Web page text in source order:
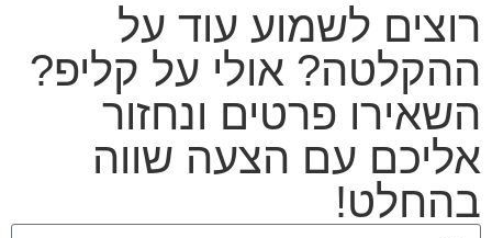
רוצים לשמוע עוד על
ההקלטה? אולי על קליפ?
השאירו פרטים ונחזור
אליכם עם הצעה שווה
בהחלט!